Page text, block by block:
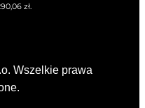
zł.
Wszelkie prawa